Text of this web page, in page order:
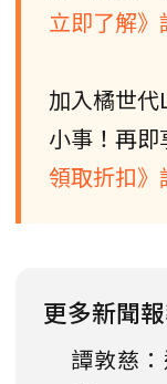
立即了解》
加入橘世
小事！再即
領取折扣》
更多新聞
譚敦慈